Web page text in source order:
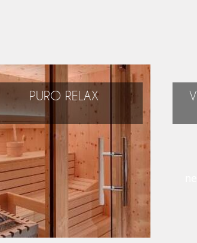
PURO RELAX
Rilassarsi e
fare il pieno di energia
durante la vostra vacanza!